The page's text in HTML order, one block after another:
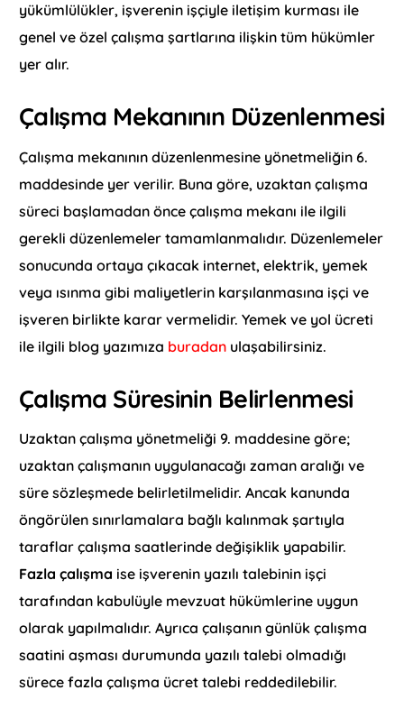
yükümlülükler, işverenin işçiyle iletişim kurması ile
genel ve özel çalışma şartlarına ilişkin tüm hükümler
yer alır.
Çalışma Mekanının Düzenlenmesi
Çalışma mekanının düzenlenmesine yönetmeliğin 6.
maddesinde yer verilir. Buna göre, uzaktan çalışma
süreci başlamadan önce çalışma mekanı ile ilgili
gerekli düzenlemeler tamamlanmalıdır. Düzenlemeler
sonucunda ortaya çıkacak internet, elektrik, yemek
veya ısınma gibi maliyetlerin karşılanmasına işçi ve
işveren birlikte karar vermelidir. Yemek ve yol ücreti
ile ilgili blog yazımıza buradan ulaşabilirsiniz.
Çalışma Süresinin Belirlenmesi
Uzaktan çalışma yönetmeliği 9. maddesine göre;
uzaktan çalışmanın uygulanacağı zaman aralığı ve
süre sözleşmede belirletilmelidir. Ancak kanunda
öngörülen sınırlamalara bağlı kalınmak şartıyla
taraflar çalışma saatlerinde değişiklik yapabilir.
Fazla çalışma ise işverenin yazılı talebinin işçi
tarafından kabulüyle mevzuat hükümlerine uygun
olarak yapılmalıdır. Ayrıca çalışanın günlük çalışma
saatini aşması durumunda yazılı talebi olmadığı
sürece fazla çalışma ücret talebi reddedilebilir.